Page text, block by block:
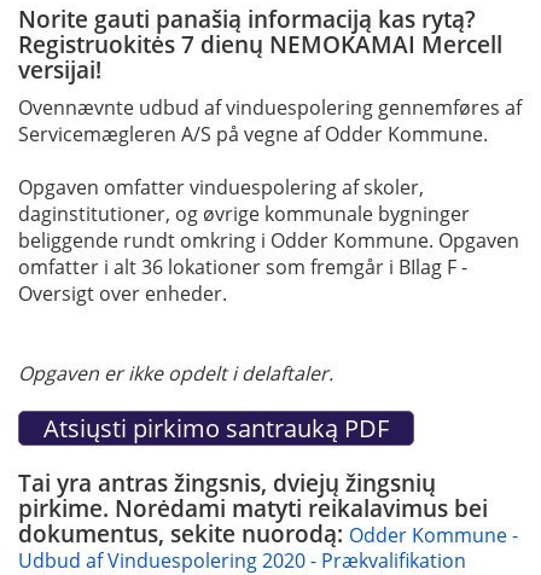
Norite gauti panašią informaciją kas rytą?
Registruokitės 7 dienų NEMOKAMAI Mercell
versijai!
Ovennævnte udbud af vinduespolering gennemføres af
Servicemægleren A/S på vegne af Odder Kommune.
Opgaven omfatter vinduespolering af skoler,
daginstitutioner, og øvrige kommunale bygninger
beliggende rundt omkring i Odder Kommune. Opgaven
omfatter i alt 36 lokationer som fremgår i BIlag F -
Oversigt over enheder.
Opgaven er ikke opdelt i delaftaler.
Tai yra antras žingsnis, dviejų žingsnių
pirkime. Norėdami matyti reikalavimus bei
dokumentus, sekite nuorodą: Odder Kommune -
Udbud af Vinduespolering 2020 - Prækvalifikation